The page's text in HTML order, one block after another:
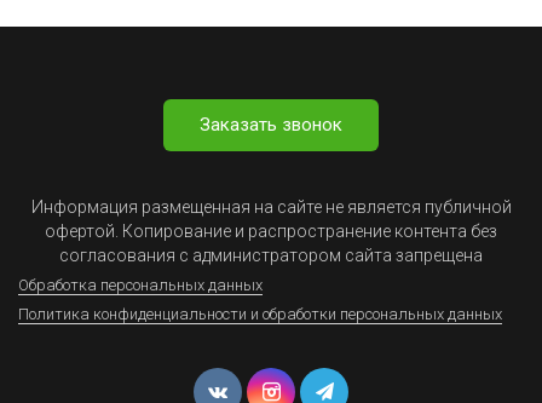
Заказать звонок
Информация размещенная на сайте не является публичной
офертой. Копирование и распространение контента без
согласования с администратором сайта запрещена
Обработка персональных данных
Политика конфиденциальности и обработки персональных данных